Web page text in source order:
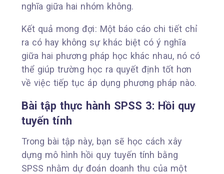
nghĩa giữa hai nhóm không.
Kết quả mong đợi: Một báo cáo chi tiết chỉ
ra có hay không sự khác biệt có ý nghĩa
giữa hai phương pháp học khác nhau, nó có
thể giúp trường học ra quyết định tốt hơn
về việc tiếp tục áp dụng phương pháp nào.
Bài tập thực hành SPSS 3: Hồi quy
tuyến tính
Trong bài tập này, bạn sẽ học cách xây
dựng mô hình hồi quy tuyến tính bằng
SPSS nhằm dự đoán doanh thu của một